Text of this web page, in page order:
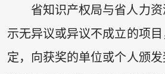
省知识产权局与省人力
示无异议或异议不成立的项
定，向获奖的单位或个人颁